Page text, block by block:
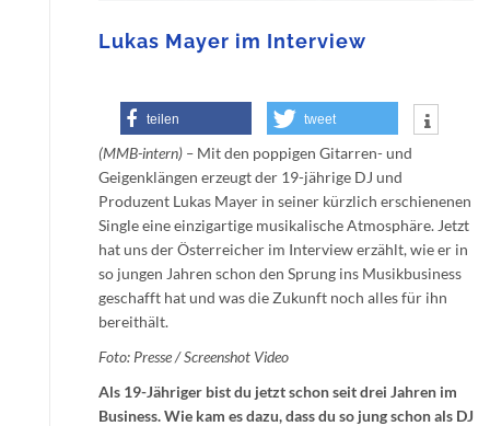
Lukas Mayer im Interview
teilen tweet
(MMB-intern) – Mit den poppigen Gitarren- und
Geigenklängen erzeugt der 19-jährige DJ und
Produzent Lukas Mayer in seiner kürzlich erschienenen
Single eine einzigartige musikalische Atmosphäre. Jetzt
hat uns der Österreicher im Interview erzählt, wie er in
so jungen Jahren schon den Sprung ins Musikbusiness
geschafft hat und was die Zukunft noch alles für ihn
bereithält.
Foto: Presse / Screenshot Video
Als 19-Jähriger bist du jetzt schon seit drei Jahren im
Business. Wie kam es dazu, dass du so jung schon als DJ